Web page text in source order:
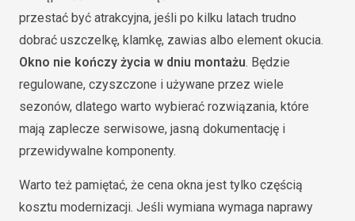
przestać być atrakcyjna, jeśli po kilku latach trudno
dobrać uszczelkę, klamkę, zawias albo element okucia.
Okno nie kończy życia w dniu montażu. Będzie
regulowane, czyszczone i używane przez wiele
sezonów, dlatego warto wybierać rozwiązania, które
mają zaplecze serwisowe, jasną dokumentację i
przewidywalne komponenty.
Warto też pamiętać, że cena okna jest tylko częścią
kosztu modernizacji. Jeśli wymiana wymaga naprawy